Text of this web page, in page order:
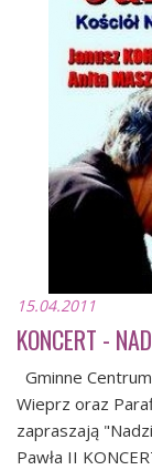
15.04.2011
KONCERT -
Gminne
Wieprz oraz
zapraszają
Pawła II